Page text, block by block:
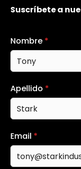
Suscríbete a
Nombre *
Apellido *
Email *